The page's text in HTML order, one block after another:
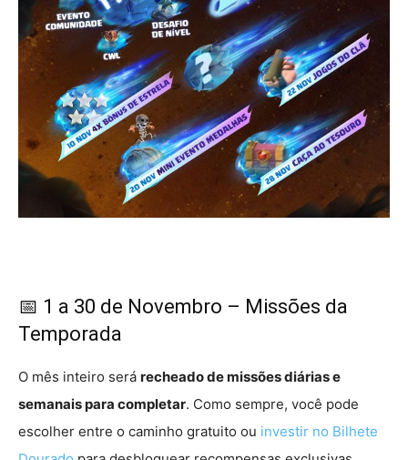
📅 1 a 30 de Novembro – Missões da
Temporada
O mês inteiro será recheado de missões diárias e
semanais para completar. Como sempre, você pode
escolher entre o caminho gratuito ou investir no Bilhete